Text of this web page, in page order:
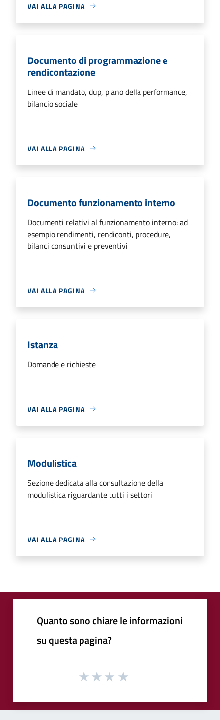
VAI ALLA PAGINA
Documento di programmazione e
rendicontazione
Linee di mandato, dup, piano della performance,
bilancio sociale
VAI ALLA PAGINA
Documento funzionamento interno
Documenti relativi al funzionamento interno: ad
esempio rendimenti, rendiconti, procedure,
bilanci consuntivi e preventivi
VAI ALLA PAGINA
Istanza
Domande e richieste
VAI ALLA PAGINA
Modulistica
Sezione dedicata alla consultazione della
modulistica riguardante tutti i settori
VAI ALLA PAGINA
Quanto sono chiare le informazioni
su questa pagina?